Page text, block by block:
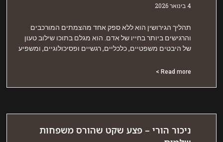
הגירושין הוא ללא ספק אחד מהצמתים המורכבים
ביותר בחייו של אדם. הוא מגלם בתוכו שילוב טעון
היבטים משפטיים, כלכליים, רגשיים ופסיכולוגיים, ומשפיע
הורי – פצע שקט שהורס משפחות